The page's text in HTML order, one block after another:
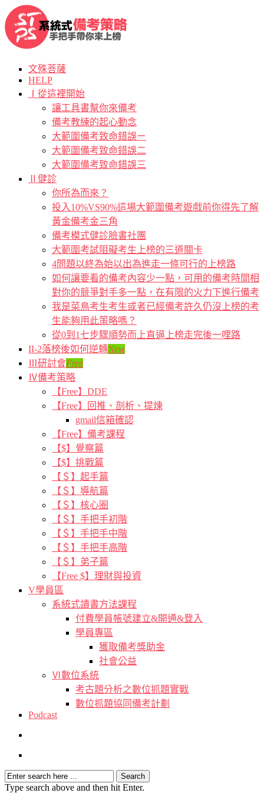
文殊菩薩
HELP
Ⅰ從這裡開始
讓工具書幫你來備考
備考教練的起心動念
大範圍備考致命錯誤ㄧ
大範圍備考致命錯誤二
大範圍備考致命錯誤三
Ⅱ健診
你所為而來？
投入10%VS90%這場大範圍備考遊戲前你得先了解
黃金備考金三角
備考模式健診臉書社團
大範圍考試阻礙考生上榜的三道關卡
4問題以終為始以出為進走一條可行的上榜路
如何讓要看的備考內容少一點，可用的備考時間相
對你的競爭對手多一點，在有限的火力下進行備考
我是菜鳥考生考生或者已經備考許久仍沒上榜的考
生能夠用此策略嗎？
從0到1七步驟順勢而上直逼上榜走完後一哩路
II-2落榜後如何逆轉New
Ⅲ研討會Free
Ⅳ備考策略
【Free】DDE
【Free】回推、剖析、提煉
gmail信箱確認
【Free】備考課程
【$】覺察篇
【$】挑戰篇
【＄】起手篇
【＄】導航篇
【＄】核心圈
【＄】手把手初階
【＄】手把手中階
【＄】手把手高階
【＄】弟子篇
【Free $】理財與投資
V學員區
系統式讀書方法課程
付費學員帳號建立&開通&登入
學員專區
獲取備考獎助金
社會公益
Ⅵ數位系統
考古題分析之數位抓題實戰
數位抓題協同備考計劃
Podcast
Type search above and then hit Enter.